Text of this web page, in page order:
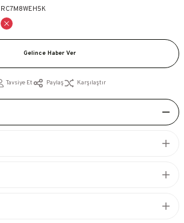
RC7M8WEH5K
Gelince Haber Ver
Tavsiye Et Paylaş Karşılaştır